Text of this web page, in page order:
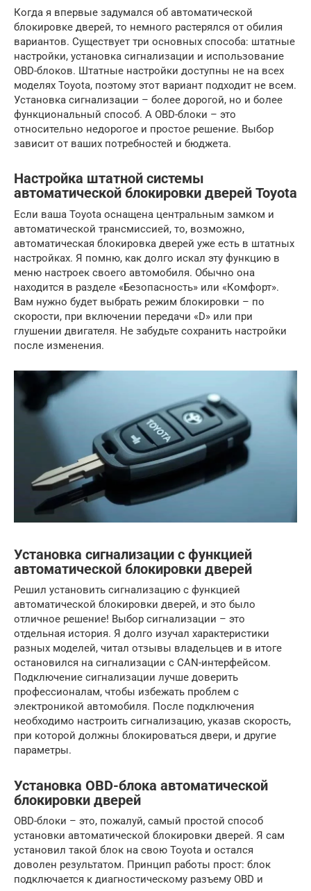
Когда я впервые задумался об автоматической
блокировке дверей, то немного растерялся от обилия
вариантов. Существует три основных способа: штатные
настройки, установка сигнализации и использование
OBD-блоков. Штатные настройки доступны не на всех
моделях Toyota, поэтому этот вариант подходит не всем.
Установка сигнализации – более дорогой, но и более
функциональный способ. А OBD-блоки – это
относительно недорогое и простое решение. Выбор
зависит от ваших потребностей и бюджета.
Настройка штатной системы
автоматической блокировки дверей Toyota
Если ваша Toyota оснащена центральным замком и
автоматической трансмиссией, то, возможно,
автоматическая блокировка дверей уже есть в штатных
настройках. Я помню, как долго искал эту функцию в
меню настроек своего автомобиля. Обычно она
находится в разделе «Безопасность» или «Комфорт».
Вам нужно будет выбрать режим блокировки – по
скорости, при включении передачи «D» или при
глушении двигателя. Не забудьте сохранить настройки
после изменения.
Установка сигнализации с функцией
автоматической блокировки дверей
Решил установить сигнализацию с функцией
автоматической блокировки дверей, и это было
отличное решение! Выбор сигнализации – это
отдельная история. Я долго изучал характеристики
разных моделей, читал отзывы владельцев и в итоге
остановился на сигнализации с CAN-интерфейсом.
Подключение сигнализации лучше доверить
профессионалам, чтобы избежать проблем с
электроникой автомобиля. После подключения
необходимо настроить сигнализацию, указав скорость,
при которой должны блокироваться двери, и другие
параметры.
Установка OBD-блока автоматической
блокировки дверей
OBD-блоки – это, пожалуй, самый простой способ
установки автоматической блокировки дверей. Я сам
установил такой блок на свою Toyota и остался
доволен результатом. Принцип работы прост: блок
подключается к диагностическому разъему OBD и